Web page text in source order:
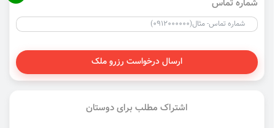
شماره تماس
ارسال درخواست رزرو ملک
اشتراک مطلب برای دوستان